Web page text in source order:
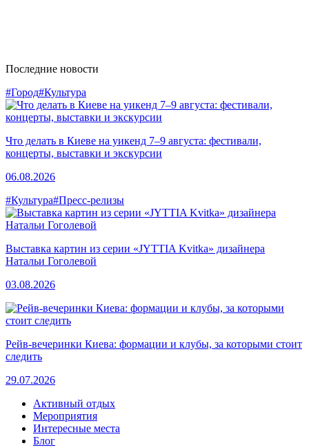
Последние новости
#Город#Культура
Что делать в Киеве на уикенд 7–9 августа: фестивали,
концерты, выставки и экскурсии
06.08.2026
#Культура#Пресс-релизы
Выставка картин из серии «JYTTIA Kvitka» дизайнера
Натальи Гоголевой
03.08.2026
Рейв-вечеринки Киева: формации и клубы, за которыми стоит
следить
29.07.2026
Активный отдых
Мероприятия
Интересные места
Блог